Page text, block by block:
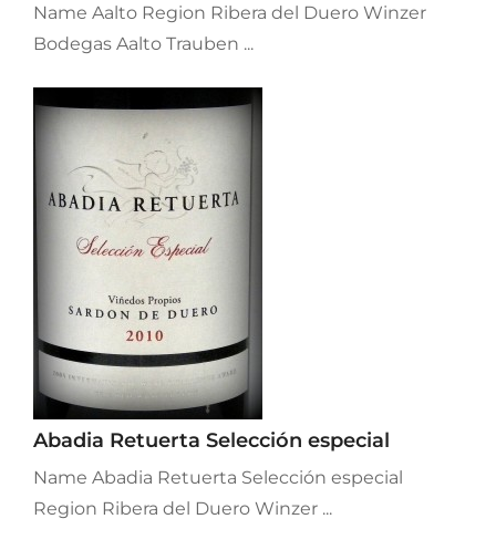
Name Aalto Region Ribera del Duero Winzer
Bodegas Aalto Trauben ...
Abadia Retuerta Selección especial
Name Abadia Retuerta Selección especial
Region Ribera del Duero Winzer ...